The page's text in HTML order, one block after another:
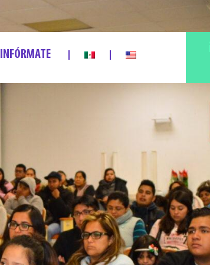
INFÓRMATE